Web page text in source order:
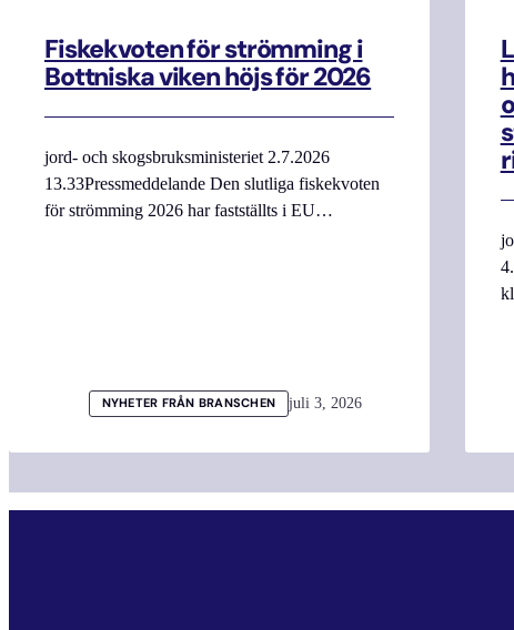
Fiskekvoten för strömming i
Bottniska viken höjs för 2026
jord- och skogsbruksministeriet 2.7.2026
13.33Pressmeddelande Den slutliga fiskekvoten
för strömming 2026 har fastställts i EU…
NYHETER FRÅN BRANSCHEN juli 3, 2026